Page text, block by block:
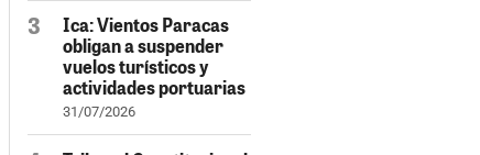
Ica: Vientos Paracas
obligan a suspender
vuelos turísticos y
actividades portuarias
31/07/2026